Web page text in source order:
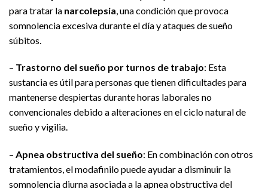
para tratar la narcolepsia , una condición que provoca
somnolencia excesiva durante el día y ataques de sueño
súbitos.
– Trastorno del sueño por turnos de trabajo: Esta
sustancia es útil para personas que tienen dificultades para
mantenerse despiertas durante horas laborales no
convencionales debido a alteraciones en el ciclo natural de
sueño y vigilia.
– Apnea obstructiva del sueño: En combinación con otros
tratamientos, el modafinilo puede ayudar a disminuir la
somnolencia diurna asociada a la apnea obstructiva del